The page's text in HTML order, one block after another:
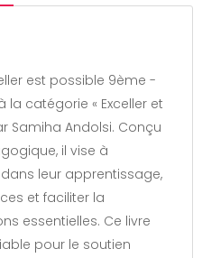
est possible 9ème -
la catégorie « Exceller et
Samiha Andolsi. Conçu
il vise à
leur apprentissage,
et faciliter la
essentielles. Ce livre
pour le soutien